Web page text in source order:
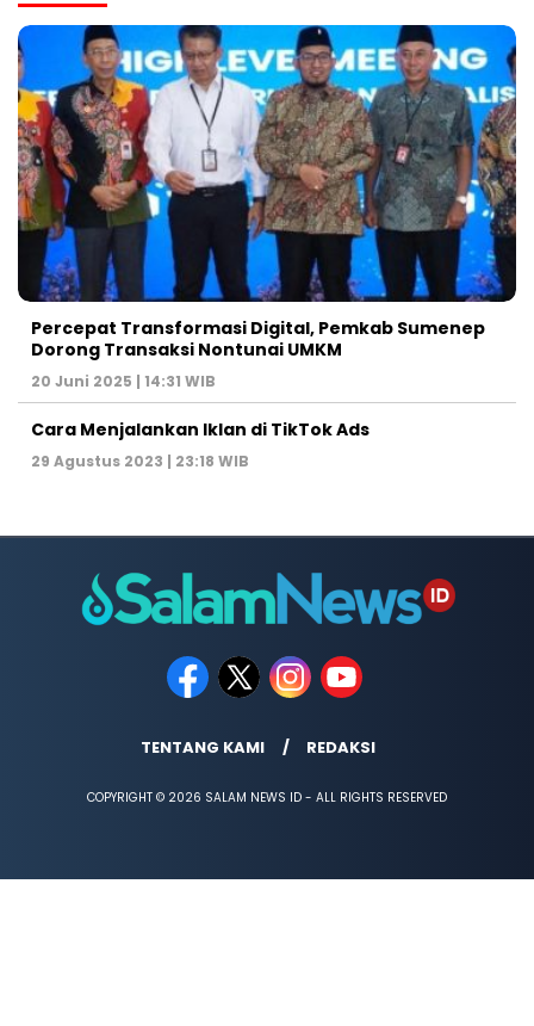
Percepat Transformasi Digital, Pemkab Sumenep
Dorong Transaksi Nontunai UMKM
20 Juni 2025 | 14:31 WIB
Cara Menjalankan Iklan di TikTok Ads
29 Agustus 2023 | 23:18 WIB
TENTANG KAMI REDAKSI
COPYRIGHT © 2026 SALAM NEWS ID - ALL RIGHTS RESERVED